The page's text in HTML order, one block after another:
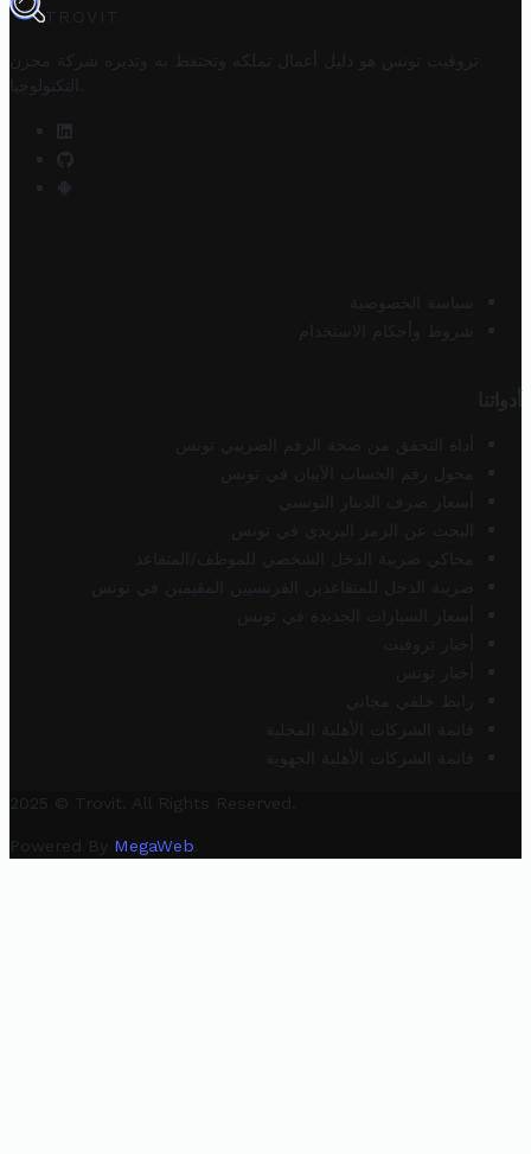
TROVIT
تروفيت تونس هو دليل أعمال تملكه وتحتفظ به وتديره
شركة مخزن
التكنولوجيا
سياسة الخصوصية
شروط وأحكام الاستخدام
أدواتنا
أداة التحقق من صحة الرقم الضريبي تونس
محول رقم الحساب الآيبان في تونس
أسعار صرف الدينار التونسي
البحث عن الرمز البريدي في تونس
محاكي ضريبة الدخل الشخصي للموظف/المتقاعد
ضريبة الدخل للمتقاعدين الفرنسيين المقيمين في تونس
أسعار السيارات الجديدة في تونس
أخبار تروفيت
أخبار تونس
رابط خلفي مجاني
قائمة الشركات الأهلية المحلية
قائمة الشركات الأهلية الجهوية
2025 © Trovit. All Rights Reserved.
Powered By MegaWeb